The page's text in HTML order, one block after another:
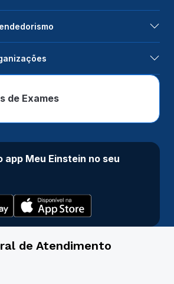
de Exames
app Meu Einstein no seu
de Atendimento